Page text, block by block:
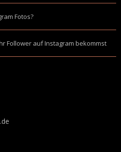
Fotos?
Follower auf Instagram bekommst